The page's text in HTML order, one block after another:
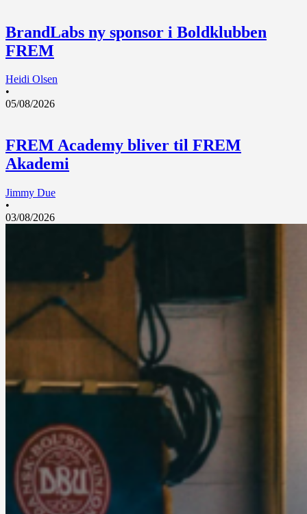
BrandLabs ny sponsor i Boldklubben
FREM
Heidi Olsen
•
05/08/2026
FREM Academy bliver til FREM
Akademi
Jimmy Due
•
03/08/2026